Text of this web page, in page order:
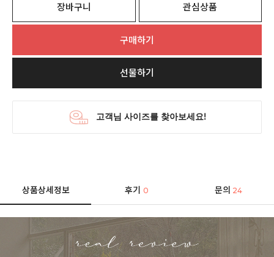
장바구니 관심상품
구매하기
선물하기
상품상세정보 후기0 문의 24